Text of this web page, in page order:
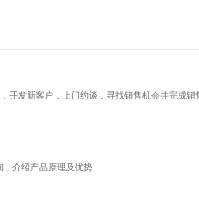
开发新客户，上门约谈，寻找销售机会并完成销
，介绍产品原理及优势